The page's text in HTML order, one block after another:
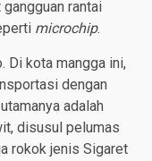
rantai
microchip.
Di kota mangga ini,
dengan
adalah
disusul pelumas
rokok jenis Sigaret